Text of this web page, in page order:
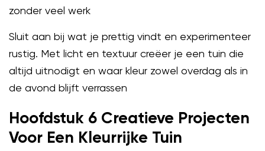
zonder veel werk
Sluit aan bij wat je prettig vindt en experimenteer
rustig. Met licht en textuur creëer je een tuin die
altijd uitnodigt en waar kleur zowel overdag als in
de avond blijft verrassen
Hoofdstuk 6 Creatieve Projecten
Voor Een Kleurrijke Tuin